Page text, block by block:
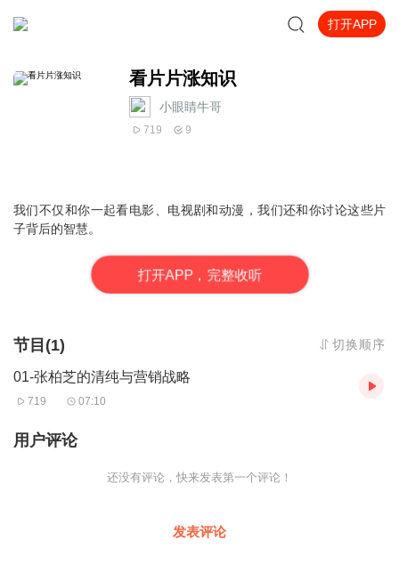
打开APP
看片片涨知识
小眼睛牛哥
719 9
我们不仅和你一起看电影、电视剧和动漫，我们还和你讨论这些片
子背后的智慧。
打开APP，完整收听
节目(1) 切换顺序
01-张柏芝的清纯与营销战略
719 07:10
用户评论
还没有评论，快来发表第一个评论！
发表评论